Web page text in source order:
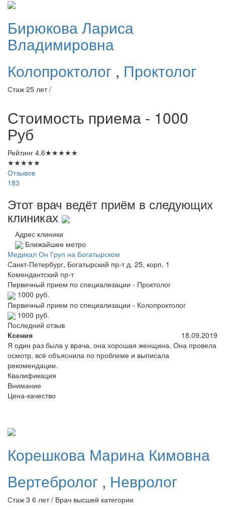
БирюковаЛариса
Владимировна
Колопроктолог , Проктолог
Стаж 25 лет /
Стоимость приема - 1000
Руб
Рейтинг 4.6★★★★★
★★★★★
Отзывов
183
Этот врач ведёт приём в следующих
клиниках
Адрес клиники
Ближайшее метро
Медикал Он Груп на Богатырском
Санкт-Петербург, Богатырский пр-т д. 25, корп. 1
Комендантский пр-т
Первичный прием по специализации - Проктолог
1000 руб.
Первичный прием по специализации - Колопроктолог
1000 руб.
Последний отзыв
Ксения
18.09.2019
Я один раз была у врача, она хорошая женщина. Она провела
осмотр, всё объяснила по проблеме и выписала
рекомендации.
Квалификация
Внимание
Цена-качество
Корешкова Марина Кимовна
Вертебролог , Невролог
Стаж 3 6 лет / Врач высшей категории